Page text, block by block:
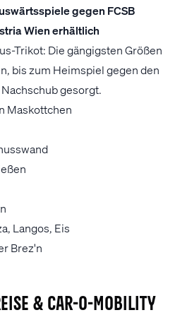
gegen FCSB
Wien erhältlich
Trikot: Die gängigsten Größen
bis zum Heimspiel gegen den
Nachschub gesorgt.
Maskottchen
Langos, Eis
Brez'n
& CAR-O-MOBILITY